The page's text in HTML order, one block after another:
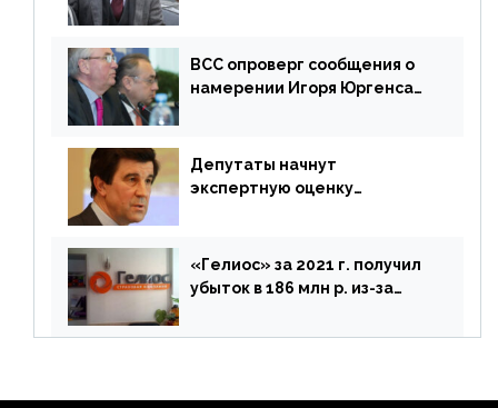
ВСС опроверг сообщения о
намерении Игоря Юргенса
Депутаты начнут
экспертную оценку
«Гелиос» за 2021 г. получил
убыток в 186 млн р. из-за
реализации недвижимости